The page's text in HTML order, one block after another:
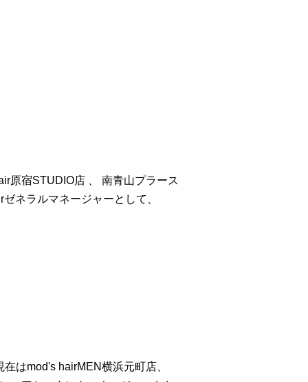
原宿STUDIO店 、 南青山プラース
ネラルマネージャーとして、
はmod's hairMEN横浜元町店、